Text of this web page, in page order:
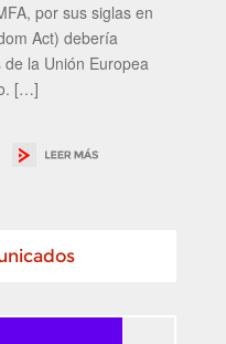
por sus siglas en
Act) debería
la Unión Europea
[…]